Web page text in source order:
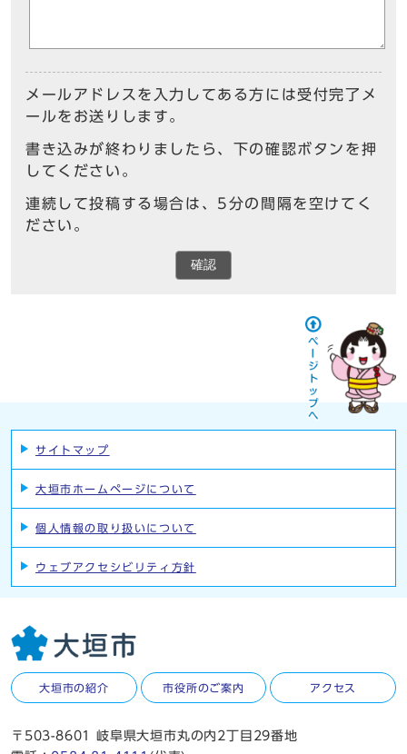
メールアドレスを入力してある方には受付完了メ
ールをお送りします。
書き込みが終わりましたら、下の確認ボタンを押
してください。
連続して投稿する場合は、5分の間隔を空けてく
ださい。
確認
サイトマップ
大垣市ホームページについて
個人情報の取り扱いについて
ウェブアクセシビリティ方針
大垣市の紹介 市役所のご案内 アクセス
〒503-8601 岐阜県大垣市丸の内2丁目29番地